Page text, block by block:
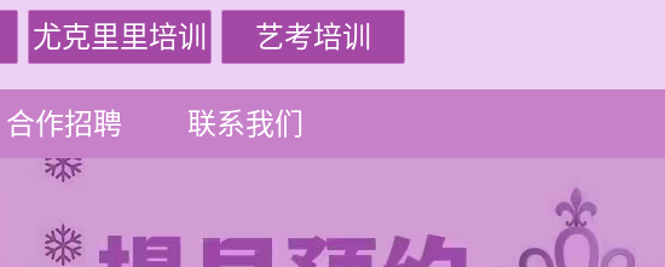
尤克里里培训 艺考培训
合作招聘 联系我们